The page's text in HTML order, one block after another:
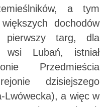
a tym
dochodów
pierwszy targ, dla
wsi Lubań, istniał
Przedmieścia
dzisiejszego
Lwówecka), a więc w